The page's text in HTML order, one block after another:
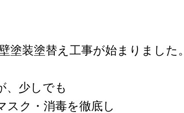
装塗替え工事が始まりました。
、少しでも
スク・消毒を徹底し